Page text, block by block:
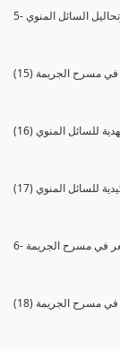
السائل المنوي
في مسرح الجريمة
للسائل المنوي
للسائل المنوي
في مسرح الجريمة
في مسرح الجريمة